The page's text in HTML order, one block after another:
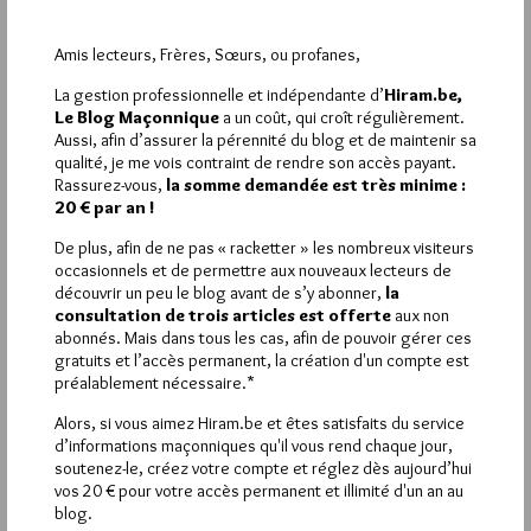
droite, et la truelle de la gauche, entouré de tous les
chevaliers debout. Dans cette attitude, on a fait voltiger
trois fois l’étendard au dessus de ma tête, on m’a donné
trois coups de l’épée de l’ordre sur le dos. M’étant
ensuite relevé, on m’a donné un signe et un
attouchement, dont la forme de l’un et l’autre est une
croix parfaite, et enfin une Parole.
que vous étiez à genoux tenant l’épée de la main droite
et que l’étendard voltigeait sur votre tête?
R. Lorsque du temps de Néhémie, Sambalat, fondant tout
à coup sur Jérusalem, vint y jeter l’alarme, les juifs aussi
braves guerriers qu’ouvriers habiles, tenant l’épée d’une
main et la truelle de l’autre, ne tardèrent pas à repousser
l’ennemi et à réparer leurs murs. Dignes chevaliers, que
cet exemple vous anime. De même que les juifs qui en
vrais champions ne se laissèrent pas abattre par la ruine
de leurs murs, soyons toujours prêts à employer nos
forces et nos talents pour la défense et le bien de la
patrie.
Amis lecteurs, Frères, Sœurs, ou profanes,
La gestion professionnelle et indépendante d’Hiram.be,
Le Blog Maçonnique a un coût, qui croît régulièrement.
Aussi, afin d’assurer la pérennité du blog et de maintenir sa
qualité, je me vois contraint de rendre son accès payant.
Rassurez-vous, la somme demandée est très minime :
20 € par an !
De plus, afin de ne pas « racketter » les nombreux visiteurs
occasionnels et de permettre aux nouveaux lecteurs de
découvrir un peu le blog avant de s’y abonner, la
consultation de trois articles est offerte aux non
abonnés. Mais dans tous les cas, afin de pouvoir gérer ces
gratuits et l’accès permanent, la création d'un compte est
préalablement nécessaire.*
Alors, si vous aimez Hiram.be et êtes satisfaits du service
d’informations maçonniques qu'il vous rend chaque jour,
soutenez-le, créez votre compte et réglez dès aujourd’hui
vos 20 € pour votre accès permanent et illimité d'un an au
blog.